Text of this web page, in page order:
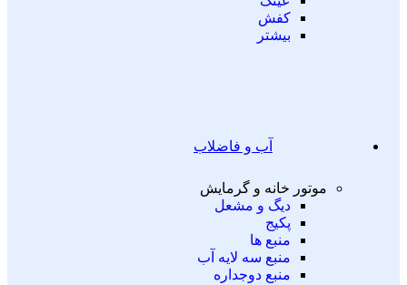
کفش
بیشتر
آب و فاضلاب
موتور خانه و گرمایش
دیگ و مشعل
پکیج
منبع ها
منبع سه لایه آب
منبع دوجداره